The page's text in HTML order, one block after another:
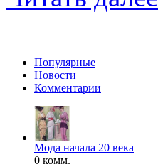
Популярные
Новости
Комментарии
Мода начала 20 века
0 комм.